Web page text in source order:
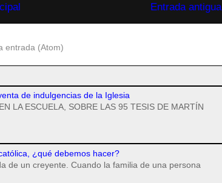
Entrada antigua
entrada (Atom)
de indulgencias de la Iglesia
LA ESCUELA, SOBRE LAS 95 TESIS DE MARTÍN
¿qué debemos hacer?
de un creyente. Cuando la familia de una persona